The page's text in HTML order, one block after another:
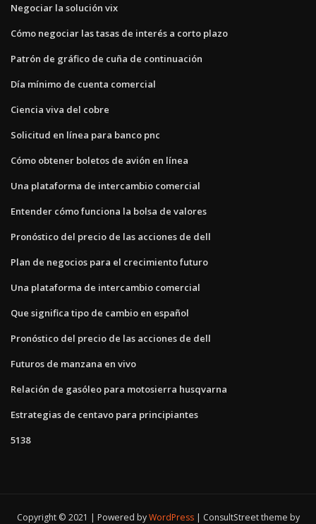
Negociar la solución vix
Cómo negociar las tasas de interés a corto plazo
Patrón de gráfico de cuña de continuación
Día mínimo de cuenta comercial
Ciencia viva del cobre
Solicitud en línea para banco pnc
Cómo obtener boletos de avión en línea
Una plataforma de intercambio comercial
Entender cómo funciona la bolsa de valores
Pronóstico del precio de las acciones de dell
Plan de negocios para el crecimiento futuro
Una plataforma de intercambio comercial
Que significa tipo de cambio en español
Pronóstico del precio de las acciones de dell
Futuros de manzana en vivo
Relación de gasóleo para motosierra husqvarna
Estrategias de centavo para principiantes
5138
Copyright © 2021 | Powered byWordPress ConsultStreet theme by